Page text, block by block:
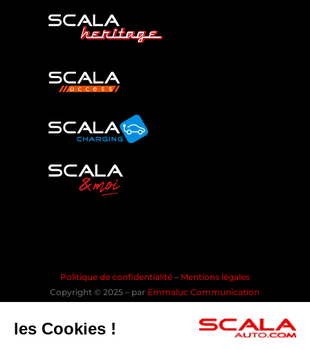
Politique de confidentialité – Mentions légales
Copyright © 2025 – par Emmaluc Communication
les Cookies !